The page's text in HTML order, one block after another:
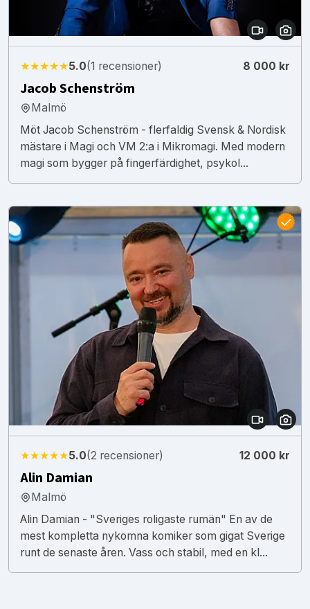
★★★★★5.0(1 recensioner) 8 000 kr
Jacob Schenström
Malmö
Möt Jacob Schenström - flerfaldig Svensk & Nordisk
mästare i Magi och VM 2:a i Mikromagi. Med modern
magi som bygger på fingerfärdighet, psykol...
★★★★★5.0(2 recensioner) 12 000 kr
Alin Damian
Malmö
Alin Damian - "Sveriges roligaste rumän" En av de
mest kompletta nykomna komiker som gigat Sverige
runt de senaste åren. Vass och stabil, med en kl...